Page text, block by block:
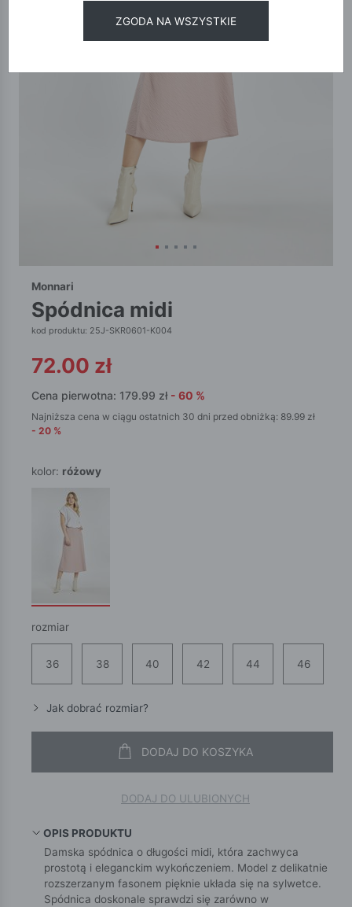
Monnari
spódnica midi
kod produktu: 25J-SKR0601-K004
72.00 zł
Cena pierwotna: 179.99 zł - 60 %
Najniższa cena w ciągu ostatnich 30 dni przed obniżką: 89.99 zł
- 20 %
kolor: różowy
rozmiar
36 38 40 42 44 46
Jak dobrać rozmiar?
DODAJ DO KOSZYKA
DODAJ DO ULUBIONYCH
OPIS PRODUKTU
Damska spódnica o długości midi, która zachwyca
prostotą i eleganckim wykończeniem. Model z delikatnie
rozszerzanym fasonem pięknie układa się na sylwetce.
Spódnica doskonale sprawdzi się zarówno w
ZGODA NA WSZYSTKIE